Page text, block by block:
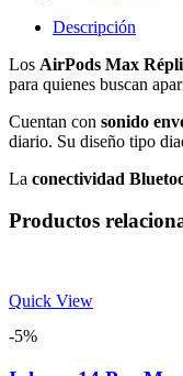
cantidadDescripción
Los AirPods Max
para quienes buscan
Cuentan con sonido
diario. Su diseño tipo
La conectividad
Productos
Quick View
-5%